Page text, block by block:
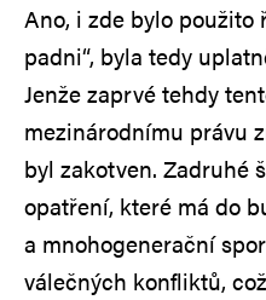
Ano, i zde bylo použito
padni“, byla tedy
Jenže zaprvé tehdy
mezinárodnímu právu
byl zakotven. Zadruhé
opatření, které má do
a mnohogenerační
válečných konfliktů,